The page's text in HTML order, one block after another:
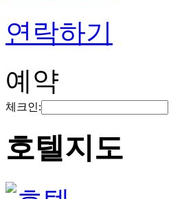
연락하기
예약
체크인:
호텔지도